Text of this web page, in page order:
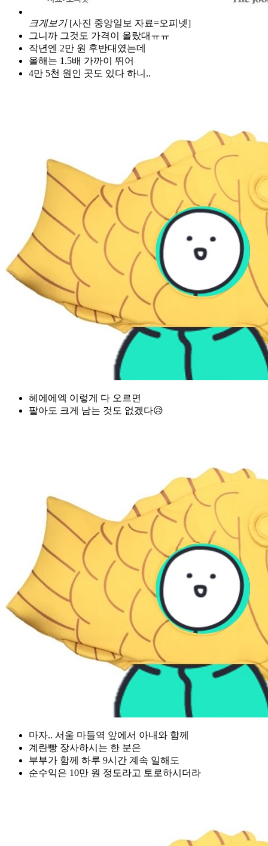
크게보기 [사진 중앙일보 자료=오피넷]
그니까 그것도 가격이 올랐대ㅠㅠ
작년엔 2만 원 후반대였는데
올해는 1.5배 가까이 뛰어
4만 5천 원인 곳도 있다 하니..
헤에에엑 이렇게 다 오르면
팔아도 크게 남는 것도 없겠다😥
마자.. 서울 마들역 앞에서 아내와 함께
계란빵 장사하시는 한 분은
부부가 함께 하루 9시간 계속 일해도
순수익은 10만 원 정도라고 토로하시더라